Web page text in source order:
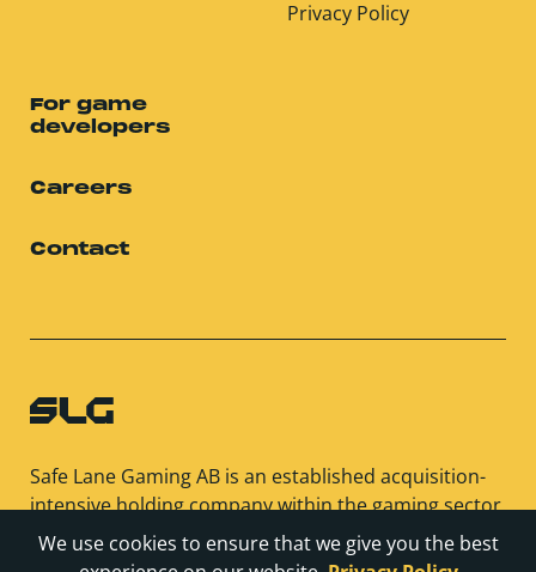
We use cookies to ensure that we give you the best
Privacy Policy
For game
developers
Careers
Contact
Safe Lane Gaming AB is an established acquisition-
intensive holding company within the gaming sector.
SLG and its subsidiaries acquire and manage games
for all platforms available for the public.